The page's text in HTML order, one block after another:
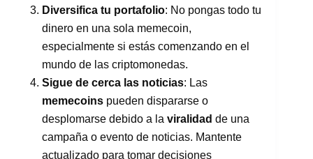
Diversifica tu portafolio: No pongas todo tu
dinero en una sola memecoin,
especialmente si estás comenzando en el
mundo de las criptomonedas.
Sigue de cerca las noticias: Las
memecoins pueden dispararse o
desplomarse debido a la viralidad de una
campaña o evento de noticias. Mantente
actualizado para tomar decisiones